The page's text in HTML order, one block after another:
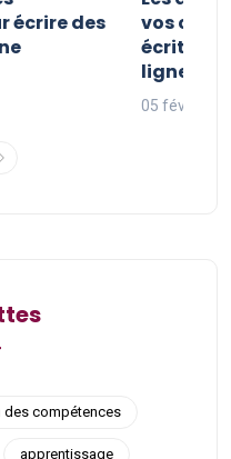
écrire des
vos
écriture
ligne
05 février
des compétences
apprentissage